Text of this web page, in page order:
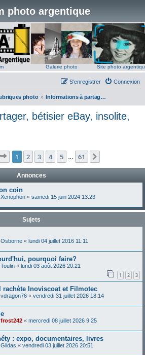
photo argentique
Galerie photo Site photo
Connexion
S’enregistrer
photo Informations à partager, bétisier eBay, insolite, plagiat
bétisier eBay, insolite,
Page 1sur61
1 2 3 4 5 61
Annonces
coin
Xenophon « samedi 15 juin 2024 13:23
Sujets
Osborne « lundi 04 juillet 2016 11:11
pourquoi faire?
Toulin « lundi 03 août 2026 20:21
1 2 3
Inoviscoat et Filmotec
vdragon76 « vendredi 31 juillet 2026 18:14
frost242 « mercredi 08 juillet 2026 9:25
: expo, documentaires, livres
Gildas « vendredi 03 juillet 2026 20:51